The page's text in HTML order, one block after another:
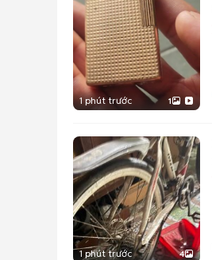
1 phút trước 1
1 phút trước 4